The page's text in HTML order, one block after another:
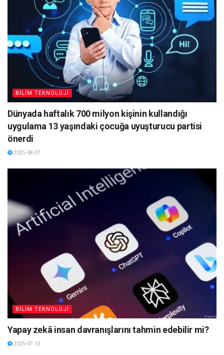
BİLİM TEKNOLOJİ
Dünyada haftalık 700 milyon kişinin kullandığı
uygulama 13 yaşındaki çocuğa uyuşturucu partisi
önerdi
2025-08-07
BİLİM TEKNOLOJİ
Yapay zekâ insan davranışlarını tahmin edebilir mi?
2025-07-13